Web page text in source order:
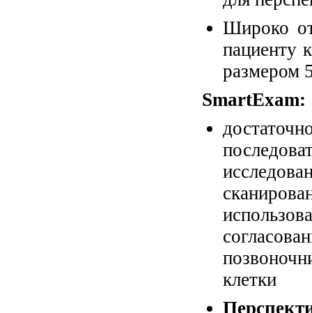
Широко
пациенту
размером
SmartExam:
клетки